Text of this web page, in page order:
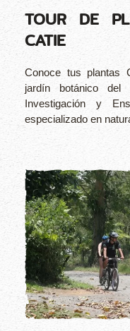
TOUR DE
CATIE
Conoce tus plantas
jardín botánico del
Investigación y
especializado en